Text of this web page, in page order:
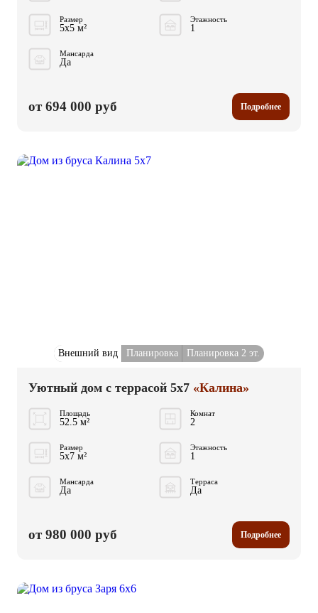
Размер
5x5 м²
Этажность
1
Мансарда
Да
от 694 000 руб Подробнее
Внешний вид Планировка Планировка 2 эт.
Уютный дом с террасой 5x7 «Калина»
Площадь
52.5 м²
Комнат
2
Размер
5x7 м²
Этажность
1
Мансарда
Да
Терраса
Да
от 980 000 руб Подробнее